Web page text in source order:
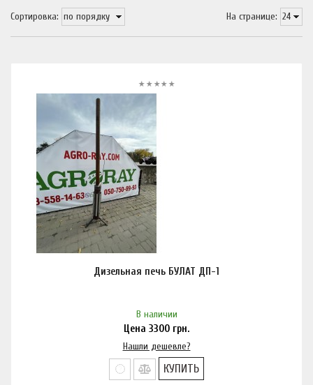
На странице:
Сортировка:
Дизельная печь БУЛАТ ДП-1
В наличии
Цена 3300 грн.
Нашли дешевле?
КУПИТЬ